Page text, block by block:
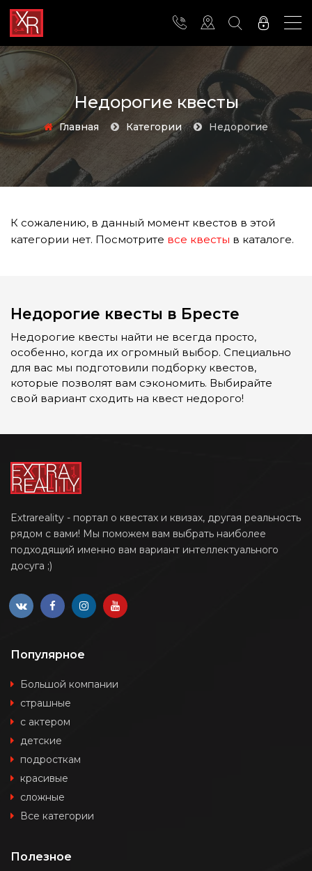
Недорогие квесты
Главная Категории недорогие
К сожалению, в данный момент квестов в этой
категории нет. Посмотрите все квесты в каталоге.
Недорогие квесты в Бресте
Недорогие квесты найти не всегда просто,
особенно, когда их огромный выбор. Специально
для вас мы подготовили подборку квестов,
которые позволят вам сэкономить. Выбирайте
свой вариант сходить на квест недорого!
Extrareality - портал о квестах и квизах, другая реальность
рядом с вами! Мы поможем вам выбрать наиболее
подходящий именно вам вариант интеллектуального
досуга ;)
Популярное
Большой компании
страшные
с актером
детские
подросткам
красивые
сложные
Все категории
Полезное